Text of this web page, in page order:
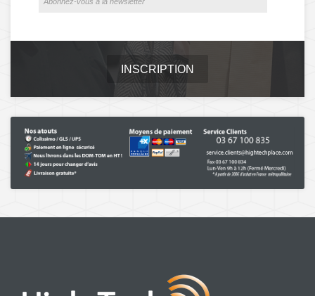
INSCRIPTION